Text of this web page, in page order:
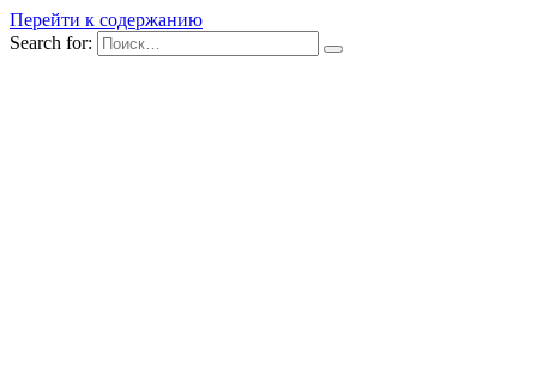
Перейти к содержанию
Search for: